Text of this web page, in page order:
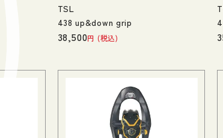
TSL
438 up&down grip
38,500 税込